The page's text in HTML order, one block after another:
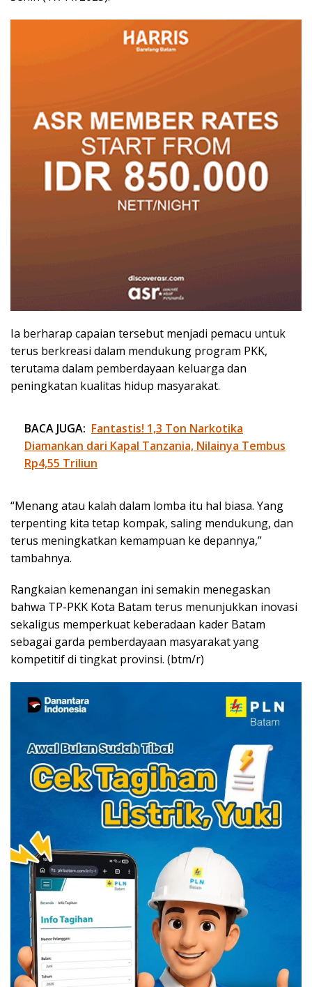
Ia berharap capaian tersebut menjadi pemacu untuk
terus berkreasi dalam mendukung program PKK,
terutama dalam pemberdayaan keluarga dan
peningkatan kualitas hidup masyarakat.
BACA JUGA: Fantastis! 1,3 Ton Narkotika
Diamankan dari Kapal Tanzania, Nilainya Tembus
Rp4,55 Triliun
“Menang atau kalah dalam lomba itu hal biasa. Yang
terpenting kita tetap kompak, saling mendukung, dan
terus meningkatkan kemampuan ke depannya,”
tambahnya.
Rangkaian kemenangan ini semakin menegaskan
bahwa TP-PKK Kota Batam terus menunjukkan inovasi
sekaligus memperkuat keberadaan kader Batam
sebagai garda pemberdayaan masyarakat yang
kompetitif di tingkat provinsi. (btm/r)